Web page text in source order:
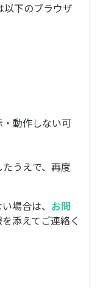
以下のブラウザ
動作しない可
うえで、再度
場合は、 お問
添えてご連絡く